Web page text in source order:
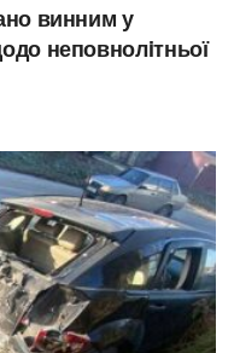
винним у
неповнолiтньої